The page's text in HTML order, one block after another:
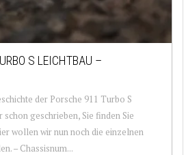
S LEICHTBAU –
der Porsche 911 Turbo S
schon geschrieben, Sie finden Sie
wollen wir nun noch die einzelnen
– Chassisnum...